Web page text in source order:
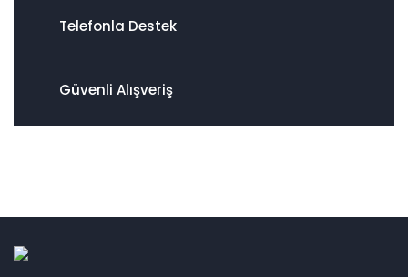
Telefonla Destek
Güvenli Alışveriş